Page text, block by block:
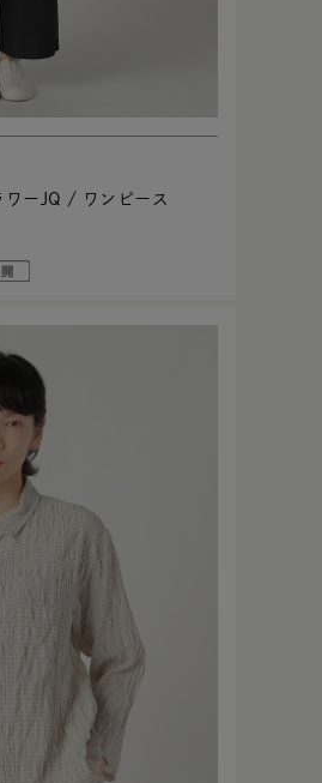
ーJQ / ワンピース